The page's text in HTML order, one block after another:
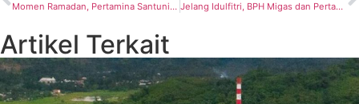
Momen Ramadan, Pertamina Santuni Lebih Dari 32 Ribu Penerima Manfaat Jelang Idulfitri, BPH Migas dan Pertamina Patra Niaga Pastikan Pasokan BBM dan LPG Aman di Sumatera Utara
Artikel Terkait